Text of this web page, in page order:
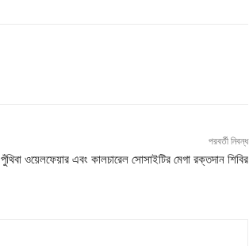
পরবর্তী নিবন্ধ
পুঁথিবা ওয়েলফেয়ার এবং কালচারেল সোসাইটির মেগা রক্তদান শিবির